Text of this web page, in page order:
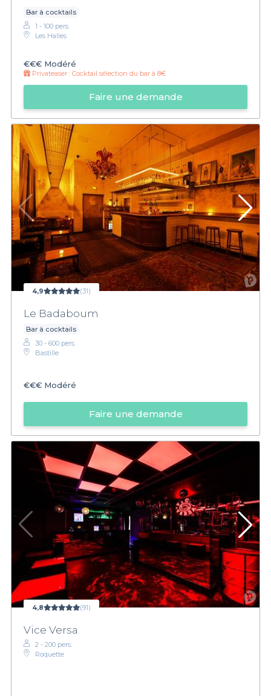
Bar à cocktails
1 - 100 pers.
Les Halles
€€€ Modéré
Privateaser : Cocktail sélection du bar à 8€
Faire une demande
4,9 (31)
Le Badaboum
Bar à cocktails
30 - 600 pers.
Bastille
€€€ Modéré
Faire une demande
4,8 (91)
Vice Versa
2 - 200 pers.
Roquette